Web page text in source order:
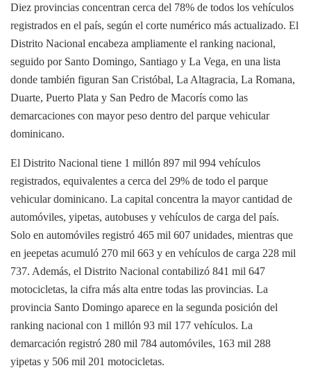
Diez provincias concentran cerca del 78% de todos los vehículos
registrados en el país, según el corte numérico más actualizado. El
Distrito Nacional encabeza ampliamente el ranking nacional,
seguido por Santo Domingo, Santiago y La Vega, en una lista
donde también figuran San Cristóbal, La Altagracia, La Romana,
Duarte, Puerto Plata y San Pedro de Macorís como las
demarcaciones con mayor peso dentro del parque vehicular
dominicano.
El Distrito Nacional tiene 1 millón 897 mil 994 vehículos
registrados, equivalentes a cerca del 29% de todo el parque
vehicular dominicano. La capital concentra la mayor cantidad de
automóviles, yipetas, autobuses y vehículos de carga del país.
Solo en automóviles registró 465 mil 607 unidades, mientras que
en jeepetas acumuló 270 mil 663 y en vehículos de carga 228 mil
737. Además, el Distrito Nacional contabilizó 841 mil 647
motocicletas, la cifra más alta entre todas las provincias. La
provincia Santo Domingo aparece en la segunda posición del
ranking nacional con 1 millón 93 mil 177 vehículos. La
demarcación registró 280 mil 784 automóviles, 163 mil 288
yipetas y 506 mil 201 motocicletas.